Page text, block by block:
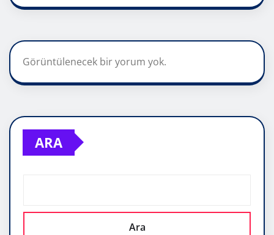
Görüntülenecek bir yorum yok.
ARA
Ara